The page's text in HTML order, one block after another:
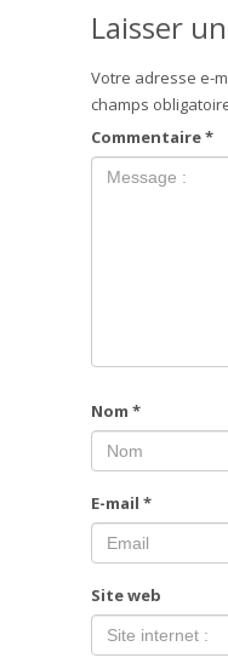
Laisser
Votre adresse e-
champs
Commentaire*
Nom *
E-mail *
Site web